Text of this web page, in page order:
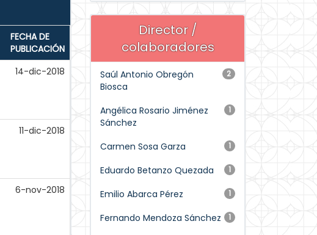
FECHA DE
PUBLICACIÓN
14-dic-2018
11-dic-2018
6-nov-2018
Director /
colaboradores
2
Saúl Antonio Obregón
Biosca
1
Angélica Rosario Jiménez
Sánchez
1
Carmen Sosa Garza
1
Eduardo Betanzo Quezada
1
Emilio Abarca Pérez
1
Fernando Mendoza Sánchez